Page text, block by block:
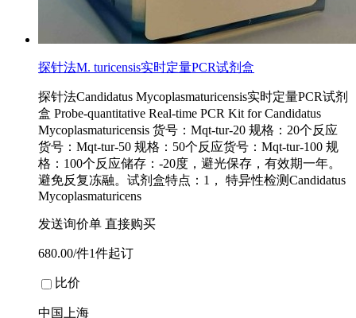
探针法M. turicensis实时定量PCR试剂盒
探针法Candidatus Mycoplasmaturicensis实时定量PCR试剂
盒 Probe-quantitative Real-time PCR Kit for Candidatus
Mycoplasmaturicensis 货号：Mqt-tur-20 规格：20个反应
货号：Mqt-tur-50 规格：50个反应货号：Mqt-tur-100 规
格：100个反应储存：-20度，避光保存，有效期一年。
避免反复冻融。试剂盒特点：1， 特异性检测Candidatus
Mycoplasmaturicens
发送询价单 直接购买
680.00/件1件起订
比价
中国上海